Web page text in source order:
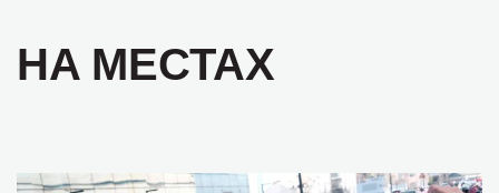
НА МЕСТАХ